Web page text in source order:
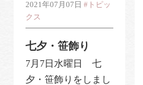
2021年07月07日 #トピッ
クス
七夕・笹飾り
7月7日水曜日 七
夕・笹飾りをしまし